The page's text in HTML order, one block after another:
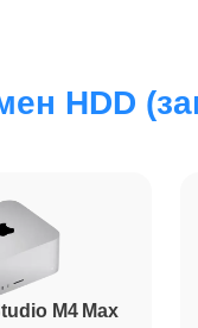
от 70 минут
от 100 минут
HDD
M4 Max